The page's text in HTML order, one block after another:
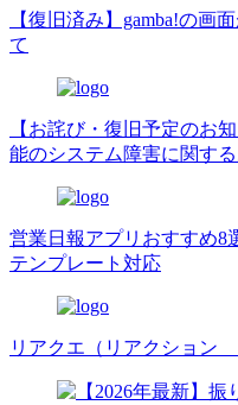
【復旧済み】gamba!の画
て
【お詫び・復旧予定のお
能のシステム障害に関す
営業日報アプリおすすめ8
テンプレート対応
リアクエ（リアクション